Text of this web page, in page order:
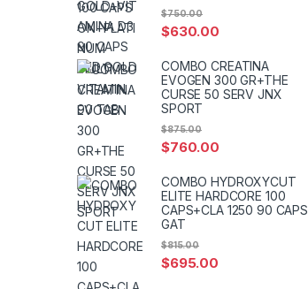
$630.00
$750.00
COMBO CREATINA
EVOGEN 300 GR+THE
CURSE 50 SERV JNX
SPORT
$760.00
$875.00
COMBO HYDROXYCUT
ELITE HARDCORE 100
CAPS+CLA 1250 90 CAPS
GAT
$695.00
$815.00